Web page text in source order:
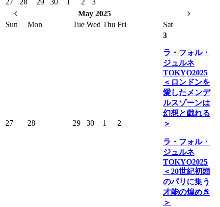
May 2025
Sun
Mon Tue Wed Thu Fri Sat
27 28 29 30 1 2
3
ラ・フォル・
ジュルネ
TOKYO2025
＜ロンドンを
愛したメンデ
ルスゾーンは
幻想と戯れる
＞
ラ・フォル・
ジュルネ
TOKYO2025
＜20世紀初頭
のパリに集う
才能の煌めき
＞